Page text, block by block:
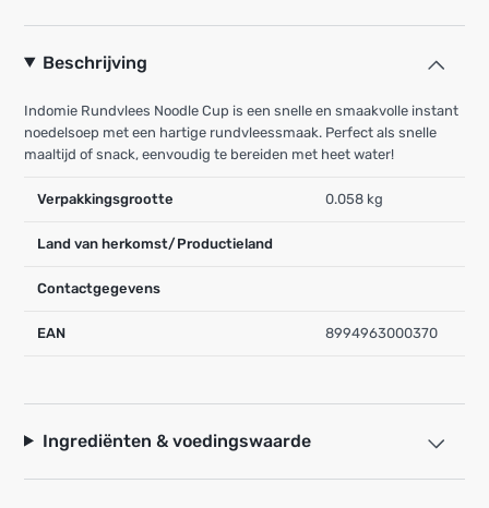
Beschrijving
Indomie Rundvlees Noodle Cup is een snelle en smaakvolle instant
noedelsoep met een hartige rundvleessmaak. Perfect als snelle
maaltijd of snack, eenvoudig te bereiden met heet water!
Verpakkingsgrootte 0.058 kg
Land van herkomst/Productieland
Contactgegevens
EAN 8994963000370
Ingrediënten & voedingswaarde